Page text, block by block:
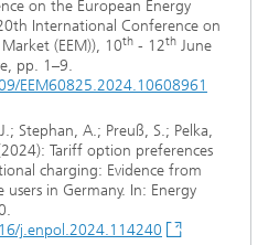
on the European Energy
International Conference on
(EEM)), 10th - 12th June
pp. 1–9.
EEM60825.2024.10608961
Stephan, A.; Preuß, S.; Pelka,
Tariff option preferences
charging: Evidence from
users in Germany. In: Energy
j.enpol.2024.114240